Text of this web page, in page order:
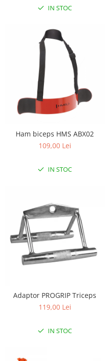
Lampi de veghe
Saltele de infasat
IN STOC
Ham biceps HMS ABX02
109,00 Lei
IN STOC
Adaptor PROGRIP Triceps
119,00 Lei
IN STOC